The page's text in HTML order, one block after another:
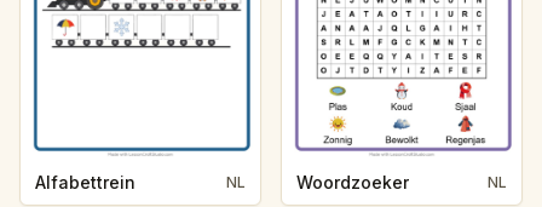
Alfabettrein NL Woordzoeker NL